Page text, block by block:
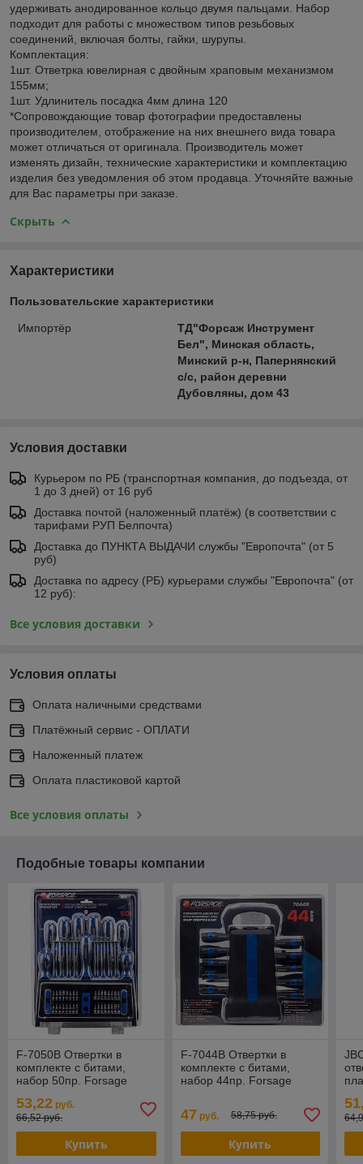
удерживать анодированное кольцо двумя пальцами. Набор
подходит для работы с множеством типов резьбовых
соединений, включая болты, гайки, шурупы.
Комплектация:
1шт. Ответрка ювелирная с двойным храповым механизмом
155мм;
1шт. Удлинитель посадка 4мм длина 120
*Сопровождающие товар фотографии предоставлены
производителем, отображение на них внешнего вида товара
может отличаться от оригинала. Производитель может
изменять дизайн, технические характеристики и комплектацию
изделия без уведомления об этом продавца. Уточняйте важные
для Вас параметры при заказе.
Скрыть
Характеристики
Пользовательские характеристики
Импортёр
ТД"Форсаж Инструмент
Бел", Минская область,
Минский р-н, Папернянский
с/с, район деревни
Дубовляны, дом 43
Условия доставки
Курьером по РБ (транспортная компания, до подъезда, от
1 до 3 дней) от 16 руб
Доставка почтой (наложенный платёж) (в соответствии с
тарифами РУП Белпочта)
Доставка до ПУНКТА ВЫДАЧИ службы "Европочта" (от 5
руб)
Доставка по адресу (РБ) курьерами службы "Европочта" (от
12 руб):
Все условия доставки
Условия оплаты
Оплата наличными средствами
Платёжный сервис - ОПЛАТИ
Наложенный платеж
Оплата пластиковой картой
Все условия оплаты
Подобные товары компании
F-7050B Отвертки в
комплекте с битами,
набор 50пр. Forsage
53,22 руб.
66,52 руб.
Купить
F-7044B Отвертки в
комплекте с битами,
набор 44пр. Forsage
47 руб. 58,75 руб.
Купить